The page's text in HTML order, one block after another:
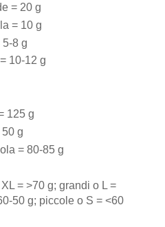
= 20 g
= 10 g
5-8 g
10-12 g
125 g
g
= 80-85 g
= >70 g; grandi o L =
50 g; piccole o S = <60